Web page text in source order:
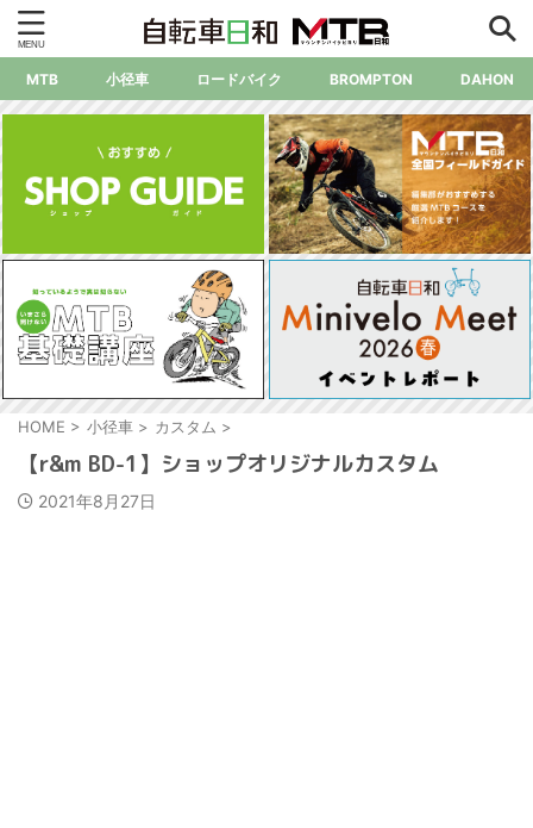
MTB 小径車 ロードバイク BROMPTON DAHON
HOME > 小径車 > カスタム >
【r&m BD-1】ショップオリジナルカスタム
2021年8月27日